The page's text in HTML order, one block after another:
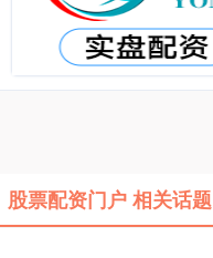
股票配资门户 相关话题